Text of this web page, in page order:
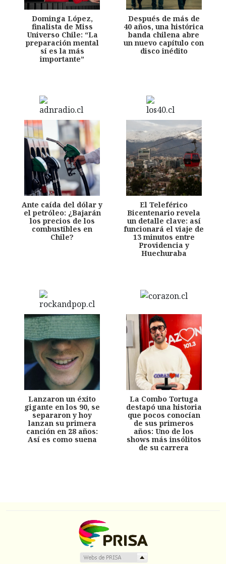
Dominga López,
finalista de Miss
Universo Chile: “La
preparación mental
sí es la más
importante”
Después de más de
40 años, una histórica
banda chilena abre
un nuevo capítulo con
disco inédito
Ante caída del dólar y
el petróleo: ¿Bajarán
los precios de los
combustibles en
Chile?
El Teleférico
Bicentenario revela
un detalle clave: así
funcionará el viaje de
13 minutos entre
Providencia y
Huechuraba
Lanzaron un éxito
gigante en los 90, se
separaron y hoy
lanzan su primera
canción en 28 años:
Así es como suena
La Combo Tortuga
destapó una historia
que pocos conocían
de sus primeros
años: Uno de los
shows más insólitos
de su carrera